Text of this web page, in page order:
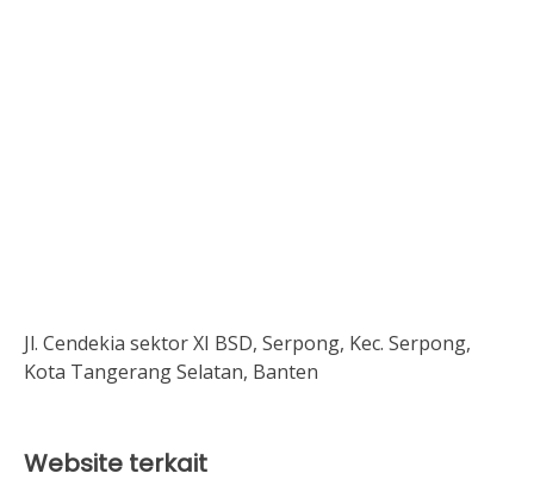
Jl. Cendekia sektor XI BSD, Serpong, Kec. Serpong,
Kota Tangerang Selatan, Banten
Website terkait